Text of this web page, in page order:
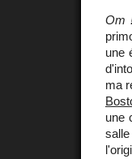
Om
une
ma
une